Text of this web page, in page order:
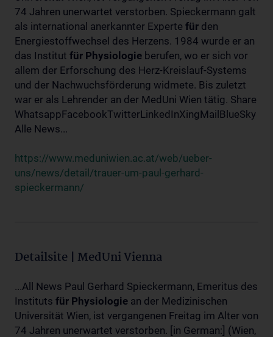
74 Jahren unerwartet verstorben. Spieckermann galt
als international anerkannter Experte für den
Energiestoffwechsel des Herzens. 1984 wurde er an
das Institut für Physiologie berufen, wo er sich vor
allem der Erforschung des Herz-Kreislauf-Systems
und der Nachwuchsförderung widmete. Bis zuletzt
war er als Lehrender an der MedUni Wien tätig. Share
WhatsappFacebookTwitterLinkedInXingMailBlueSky
Alle News...
https://www.meduniwien.ac.at/web/ueber-
uns/news/detail/trauer-um-paul-gerhard-
spieckermann/
Detailsite | MedUni Vienna
...All News Paul Gerhard Spieckermann, Emeritus des
Instituts für Physiologie an der Medizinischen
Universität Wien, ist vergangenen Freitag im Alter von
74 Jahren unerwartet verstorben. [in German:] (Wien,